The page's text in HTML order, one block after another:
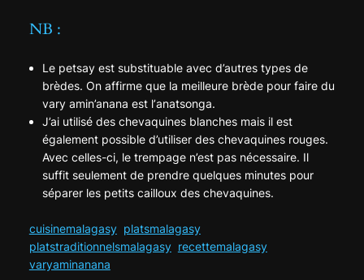
NB :
Le petsayest substituable avec d’autres types de
brèdes. On affirme que la meilleure brède pour faire du
vary amin’anana est l’anatsonga.
J’ai utilisé des chevaquines blanches mais il est
également possible d’utiliser des chevaquines rouges.
Avec celles-ci, le trempage n’est pas nécessaire. Il
suffit seulement de prendre quelques minutes pour
séparer les petits cailloux des chevaquines.
cuisinemalagasy platsmalagasy
platstraditionnelsmalagasy recettemalagasy
varyaminanana